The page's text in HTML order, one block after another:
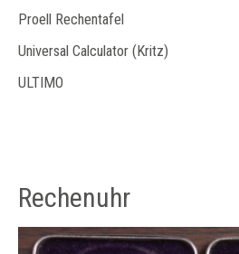
Proell Rechentafel
Universal Calculator (Kritz)
ULTIMO
Rechenuhr